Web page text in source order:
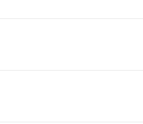
？
两融吗？